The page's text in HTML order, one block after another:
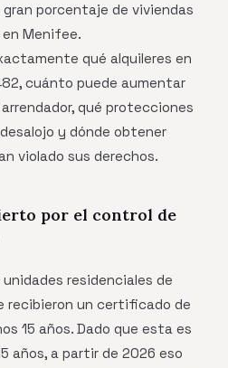
porcentaje de viviendas
Menifee.
qué alquileres en
cuánto puede aumentar
qué protecciones
y dónde obtener
violado sus derechos.
por el control de
residenciales de
recibieron un certificado de
15 años. Dado que esta es
años, a partir de 2026 eso